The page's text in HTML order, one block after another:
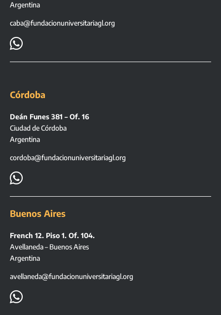
Argentina
caba@fundacionuniversitariagl.org

Córdoba
Deán Funes 381 – Of. 16
Ciudad de Córdoba
Argentina
cordoba@fundacionuniversitariagl.org

Buenos Aires
French 12. Piso 1. Of. 104.
Avellaneda – Buenos Aires
Argentina
avellaneda@fundacionuniversitariagl.org
